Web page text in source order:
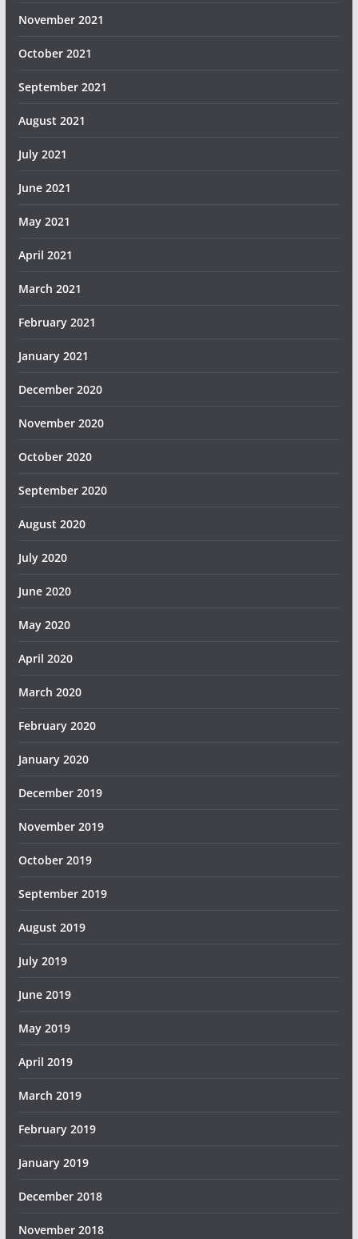
November 2021
October 2021
September 2021
August 2021
July 2021
June 2021
May 2021
April 2021
March 2021
February 2021
January 2021
December 2020
November 2020
October 2020
September 2020
August 2020
July 2020
June 2020
May 2020
April 2020
March 2020
February 2020
January 2020
December 2019
November 2019
October 2019
September 2019
August 2019
July 2019
June 2019
May 2019
April 2019
March 2019
February 2019
January 2019
December 2018
November 2018